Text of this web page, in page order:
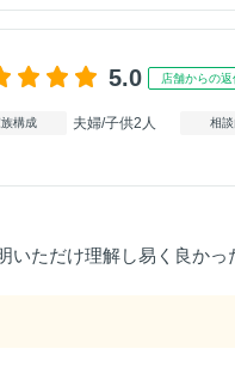
5.0 店舗からの返
構成 夫婦/子供2人 相
いただけ理解し易く良か